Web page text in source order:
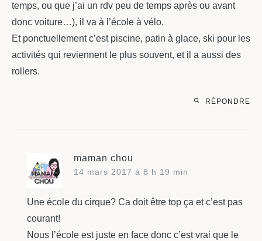
temps, ou que j’ai un rdv peu de temps après ou avant
donc voiture…), il va à l’école à vélo.
Et ponctuellement c’est piscine, patin à glace, ski pour les
activités qui reviennent le plus souvent, et il a aussi des
rollers.
RÉPONDRE
maman chou
14 mars 2017 à 8 h 19 min
Une école du cirque? Ca doit être top ça et c’est pas
courant!
Nous l’école est juste en face donc c’est vrai que le